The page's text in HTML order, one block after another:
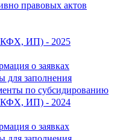
правовых актов
ИП) - 2025
о заявках
для заполнения
по субсидированию
ИП) - 2024
о заявках